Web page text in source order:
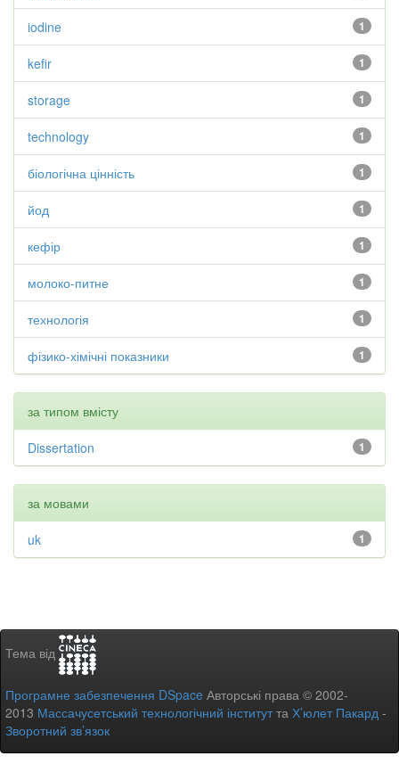
1
iodine
1
kefir
1
storage
1
technology
1
біологічна цінність
1
йод
1
кефір
1
молоко-питне
1
технологія
1
фізико-хімічні показники
за типом вмісту
1
Dissertation
за мовами
1
uk
Тема від
Програмне забезпечення DSpace Авторські права © 2002-
2013 Массачусетський технологічний інститутта Х’юлет Пакард -
Зворотний зв’язок